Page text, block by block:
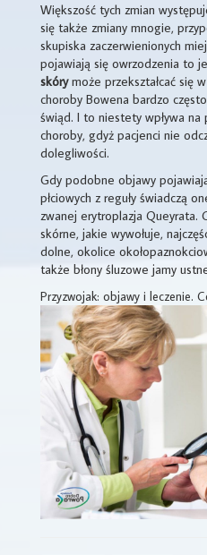
Większość tych zmian
się także zmiany mnogie,
skupiska zaczerwienionych
pojawiają się owrzodzenia to
skórymoże przekształcać się
choroby Bowena bardzo
świąd. I to niestety wpływa
choroby, gdyż pacjenci nie
dolegliwości.
Gdy podobne objawy
płciowych z reguły świadczą
zwanej erytroplazja Queyrata.
skórne, jakie wywołuje,
dolne, okolice
także błony śluzowe jamy
Przyzwojak: objawy i leczenie.